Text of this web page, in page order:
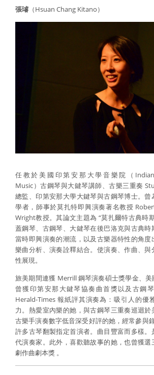
張璿 （Hsuan Chang Kitano）
任教於美國印第安那大學音樂院（
Music）古鋼琴與大鍵琴講師、古樂三重奏
總監、印第安那大學大鍵琴與古鋼琴博士。曾
學者，師事於莫扎特即興演奏著名教授
Wright教授。其論文主題為 “莫扎爾特古典時
蓋鋼琴、古鋼琴、大鍵琴在後巴洛克與古典時
當時即興演奏的潮流，以及古樂器特性的角度
樂曲分析、演奏詮釋結合。使演奏、作曲、
性展現。
旅美期間連獲 Merrill 鋼琴演奏碩士獎學金、美
曾獲印第安那大鍵琴協奏曲首獎以及古鋼琴
Herald-Times 報紙評其演奏為：吸引人的優
力。熱愛室內樂的她，與古鋼琴三重奏巡迴
古樂手演奏數字低音深受好評的她，經常參與
許多古琴翻製指定首演者。曲目豐富而多樣。
代演奏家。此外，喜歡聽故事的她，也曾獲選
劇作曲劇本獎 。